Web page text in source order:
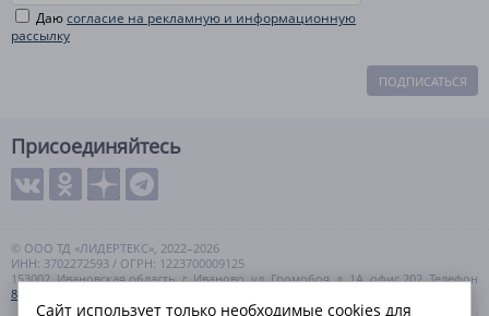
Даюсогласие на рекламную и информационную
рассылку
ПОДПИСАТЬСЯ
Присоединяйтесь
© ООО ТД «ЛИДЕРТЕКС», 2022–2026
ИНН: 3702272593 / ОГРН: 1223700009125
153002, Ивановская область, г. Иваново, ул. Громобоя, д. 1А, офис 202. Телефон
8 (800) 550-99-57
Сайт использует только необходимые cookies для